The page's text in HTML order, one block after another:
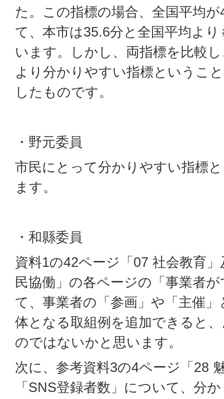
た。この指標の場合、全国平均
て、本市は35.6分と全国平均よ
います。しかし、両指標を比較
より分かりやすい指標というこ
したものです。
・野元委員
市民にとって分かりやすい指標
ます。
・和縣委員
資料1の42ページ「07 社会教育
民協働」の各ページの「事業者
て、事業者の「参画」や「主催
体となる取組例を追加できると
のではないかと思います。
次に、参考資料3の4ページ「28
「SNS登録者数」について、分